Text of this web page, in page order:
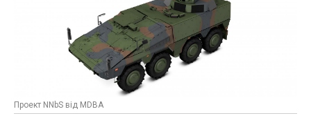
Проект NNbS від MDBA